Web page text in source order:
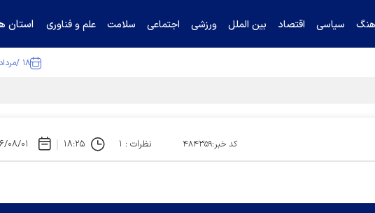
سیاسی اقتصاد بین الملل ورزشی اجتماعی سلامت علم و فناوری استان
۱۸ /مرداد /۱۴۰۵
از رای کمیته استیناف / گل‌گهر با تراکتور و سپاهان هم امتیاز شد
کد خبر:۴۸۴۳۵۹ نظرات : ۱ ۱۸:۲۵ ۱۳۹۶/